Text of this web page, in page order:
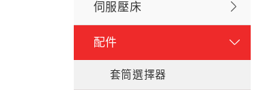
伺服壓床
配件
套筒選擇器